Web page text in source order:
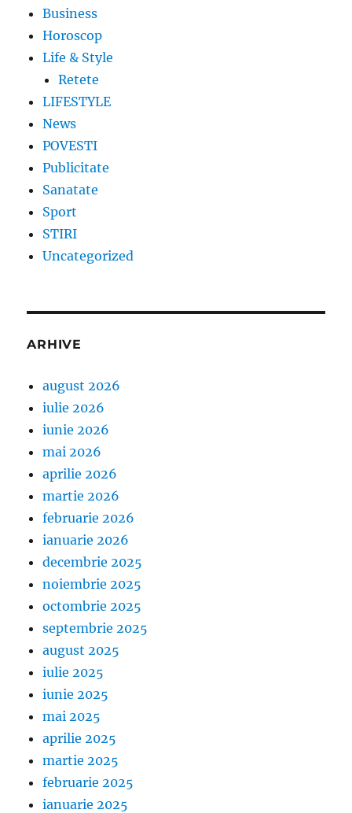
Business
Horoscop
Life & Style
Retete
LIFESTYLE
News
POVESTI
Publicitate
Sanatate
Sport
STIRI
Uncategorized
ARHIVE
august 2026
iulie 2026
iunie 2026
mai 2026
aprilie 2026
martie 2026
februarie 2026
ianuarie 2026
decembrie 2025
noiembrie 2025
octombrie 2025
septembrie 2025
august 2025
iulie 2025
iunie 2025
mai 2025
aprilie 2025
martie 2025
februarie 2025
ianuarie 2025